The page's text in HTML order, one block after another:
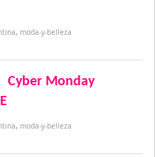
, moda-y-belleza
Cyber Monday
, moda-y-belleza